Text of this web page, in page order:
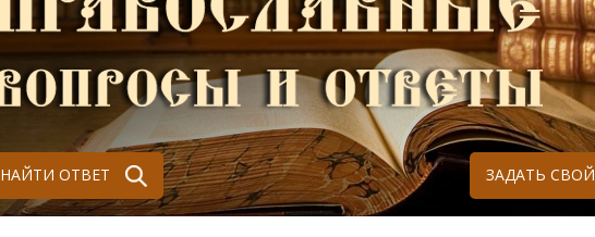
НАЙТИ ОТВЕТ ЗАДАТЬ